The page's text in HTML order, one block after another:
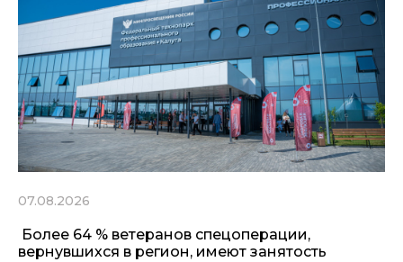
07.08.2026
Более 64 % ветеранов спецоперации,
вернувшихся в регион, имеют занятость